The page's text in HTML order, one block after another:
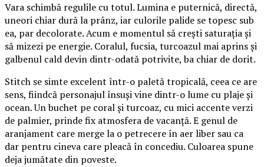
Vara schimbă regulile cu totul. Lumina e puternică, directă,
uneori chiar dură la prânz, iar culorile palide se topesc sub
ea, par decolorate. Acum e momentul să crești saturația și
să mizezi pe energie. Coralul, fucsia, turcoazul mai aprins și
galbenul cald devin dintr-odată potrivite, ba chiar de dorit.
Stitch se simte excelent într-o paletă tropicală, ceea ce are
sens, fiindcă personajul însuși vine dintr-o lume cu plaje și
ocean. Un buchet pe coral și turcoaz, cu mici accente verzi
de palmier, prinde fix atmosfera de vacanță. E genul de
aranjament care merge la o petrecere în aer liber sau ca
dar pentru cineva care pleacă în concediu. Culoarea spune
deja jumătate din poveste.